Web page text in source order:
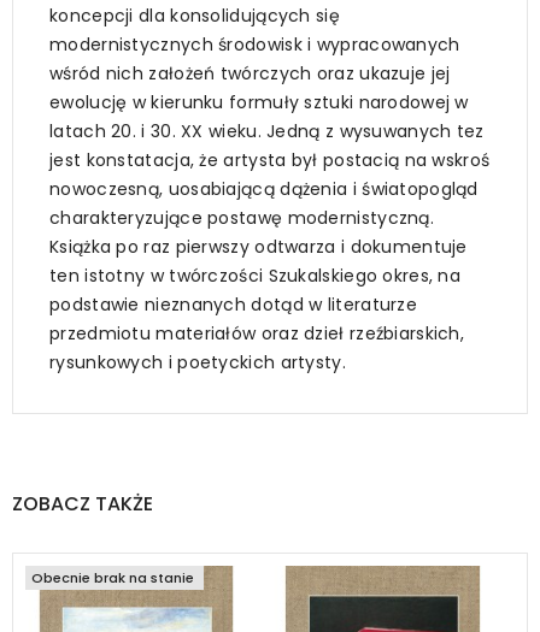
koncepcji dla konsolidujących się
modernistycznych środowisk i wypracowanych
wśród nich założeń twórczych oraz ukazuje jej
ewolucję w kierunku formuły sztuki narodowej w
latach 20. i 30. XX wieku. Jedną z wysuwanych tez
jest konstatacja, że artysta był postacią na wskroś
nowoczesną, uosabiającą dążenia i światopogląd
charakteryzujące postawę modernistyczną.
Książka po raz pierwszy odtwarza i dokumentuje
ten istotny w twórczości Szukalskiego okres, na
podstawie nieznanych dotąd w literaturze
przedmiotu materiałów oraz dzieł rzeźbiarskich,
rysunkowych i poetyckich artysty.
ZOBACZ TAKŻE
Obecnie brak na stanie